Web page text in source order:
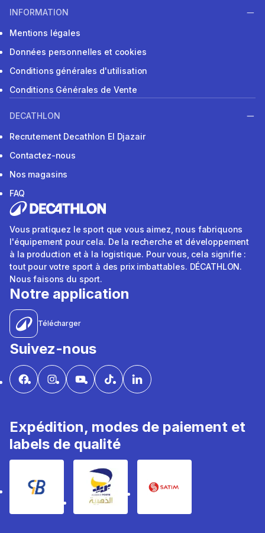
INFORMATION
Mentions légales
Données personnelles et cookies
Conditions générales d'utilisation
Conditions Générales de Vente
DECATHLON
Recrutement Decathlon El Djazair
Contactez-nous
Nos magasins
FAQ
Vous pratiquez le sport que vous aimez, nous fabriquons
l'équipement pour cela. De la recherche et développement
à la production et à la logistique. Pour vous, cela signifie :
tout pour votre sport à des prix imbattables. DÉCATHLON.
Nous faisons du sport.
Notre application
Télécharger
Suivez-nous
Expédition, modes de paiement et
labels de qualité